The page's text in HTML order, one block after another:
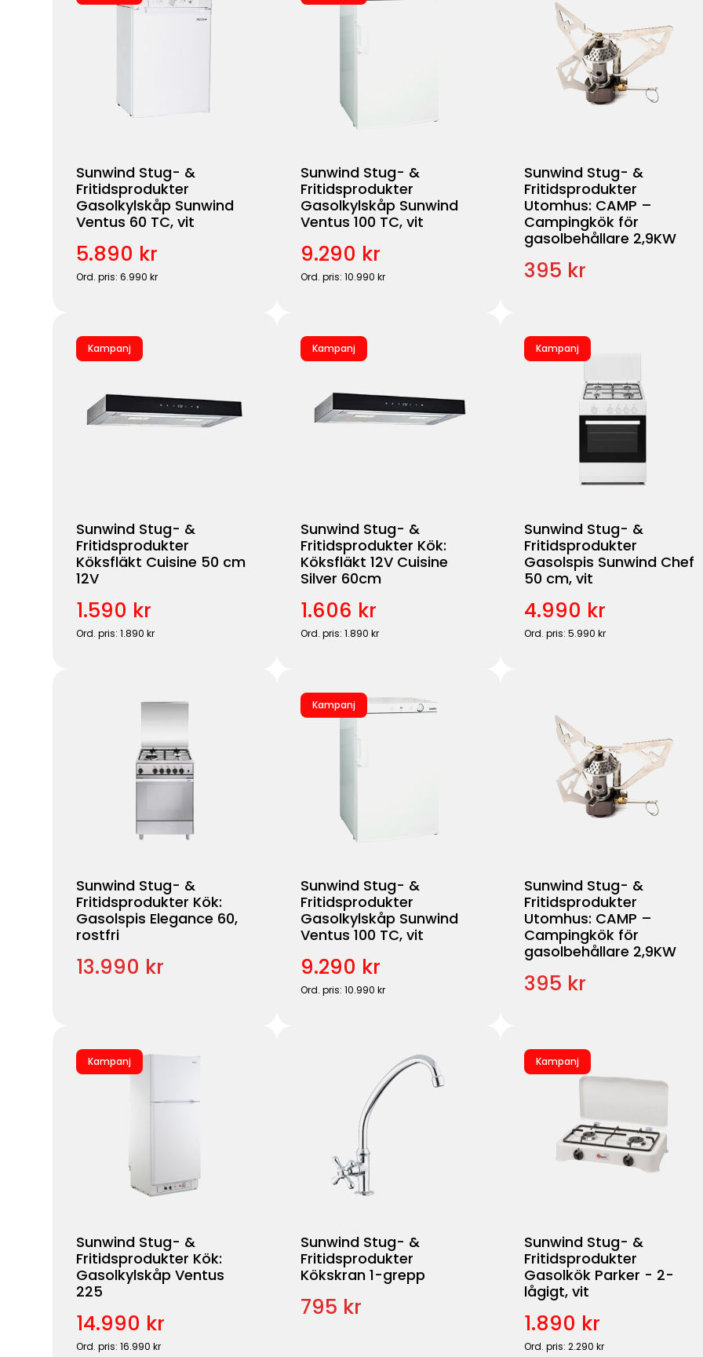
Sunwind Stug- &
Fritidsprodukter
Gasolkylskåp Sunwind
Ventus 60 TC, vit
5.890 kr
Ord. pris: 6.990 kr
Sunwind Stug- &
Fritidsprodukter
Gasolkylskåp Sunwind
Ventus 100 TC, vit
9.290 kr
Ord. pris: 10.990 kr
Sunwind Stug- &
Fritidsprodukter
Utomhus: CAMP –
Campingkök för
gasolbehållare 2,9KW
395 kr
Kampanj
Sunwind Stug- &
Fritidsprodukter
Köksfläkt Cuisine 50 cm
12V
1.590 kr
Ord. pris: 1.890 kr
Kampanj
Sunwind Stug- &
Fritidsprodukter Kök:
Köksfläkt 12V Cuisine
Silver 60cm
1.606 kr
Ord. pris: 1.890 kr
Kampanj
Sunwind Stug- &
Fritidsprodukter
Gasolspis Sunwind Chef
50 cm, vit
4.990 kr
Ord. pris: 5.990 kr
Sunwind Stug- &
Fritidsprodukter Kök:
Gasolspis Elegance 60,
rostfri
13.990 kr
Kampanj
Sunwind Stug- &
Fritidsprodukter
Gasolkylskåp Sunwind
Ventus 100 TC, vit
9.290 kr
Ord. pris: 10.990 kr
Sunwind Stug- &
Fritidsprodukter
Utomhus: CAMP –
Campingkök för
gasolbehållare 2,9KW
395 kr
Kampanj
Sunwind Stug- &
Fritidsprodukter Kök:
Gasolkylskåp Ventus
225
14.990 kr
Ord. pris: 16.990 kr
Sunwind Stug- &
Fritidsprodukter
Kökskran 1-grepp
795 kr
Kampanj
Sunwind Stug- &
Fritidsprodukter
Gasolkök Parker - 2-
lågigt, vit
1.890 kr
Ord. pris: 2.290 kr